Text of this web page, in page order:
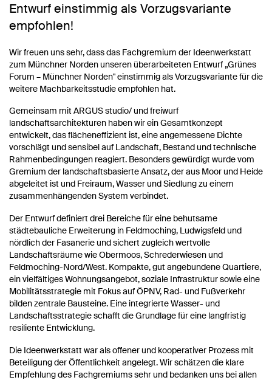
Entwurf einstimmig als Vorzugsvariante
empfohlen!
Wir freuen uns sehr, dass das Fachgremium der Ideenwerkstatt
zum Münchner Norden unseren überarbeiteten Entwurf „Grünes
Forum – Münchner Norden" einstimmig als Vorzugsvariante für die
weitere Machbarkeitsstudie empfohlen hat.
Gemeinsam mit ARGUS studio/ und freiwurf
landschaftsarchitekturen haben wir ein Gesamtkonzept
entwickelt, das flächeneffizient ist, eine angemessene Dichte
vorschlägt und sensibel auf Landschaft, Bestand und technische
Rahmenbedingungen reagiert. Besonders gewürdigt wurde vom
Gremium der landschaftsbasierte Ansatz, der aus Moor und Heide
abgeleitet ist und Freiraum, Wasser und Siedlung zu einem
zusammenhängenden System verbindet.
Der Entwurf definiert drei Bereiche für eine behutsame
städtebauliche Erweiterung in Feldmoching, Ludwigsfeld und
nördlich der Fasanerie und sichert zugleich wertvolle
Landschaftsräume wie Obermoos, Schrederwiesen und
Feldmoching-Nord/West. Kompakte, gut angebundene Quartiere,
ein vielfältiges Wohnungsangebot, soziale Infrastruktur sowie eine
Mobilitätsstrategie mit Fokus auf ÖPNV, Rad- und Fußverkehr
bilden zentrale Bausteine. Eine integrierte Wasser- und
Landschaftsstrategie schafft die Grundlage für eine langfristig
resiliente Entwicklung.
Die Ideenwerkstatt war als offener und kooperativer Prozess mit
Beteiligung der Öffentlichkeit angelegt. Wir schätzen die klare
Empfehlung des Fachgremiums sehr und bedanken uns bei allen